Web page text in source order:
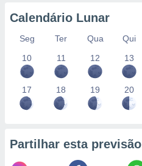
Calendário Lunar
Seg Ter Qua Qui
10
11 12 13
17 18 19 20
Partilhar esta previsão